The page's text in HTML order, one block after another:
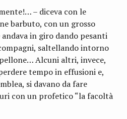
– diceva con le
barbuto, con un grosso
in giro dando pesanti
saltellando intorno
Alcuni altri, invece,
tempo in effusioni e,
si davano da fare
con un profetico “la facoltà